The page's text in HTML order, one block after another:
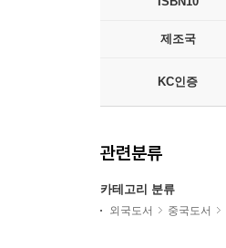
제조국
KC인증
관련분류
카테고리 분류
외국도서 중국도서